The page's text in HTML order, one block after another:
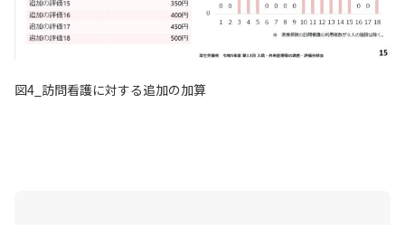
図4_訪問看護に対する追加の加算